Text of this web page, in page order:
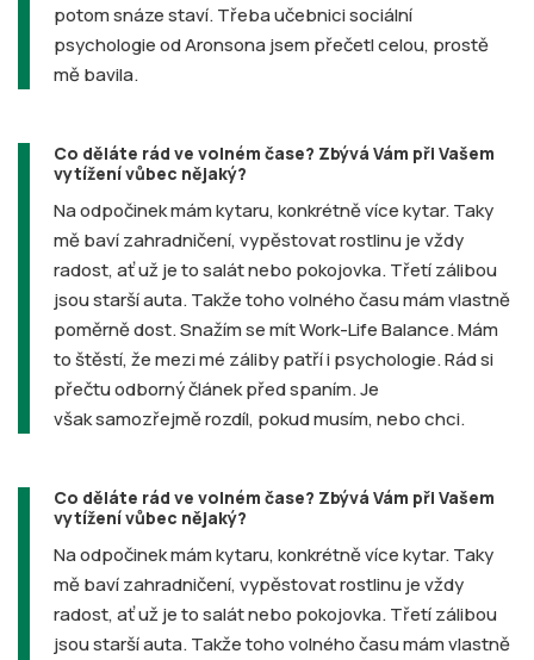
potom snáze staví. Třeba učebnici sociální
psychologie od Aronsona jsem přečetl celou, prostě
mě bavila.
Co děláte rád ve volném čase? Zbývá Vám při Vašem
vytížení vůbec nějaký?
Na odpočinek mám kytaru, konkrétně více kytar. Taky
mě baví zahradničení, vypěstovat rostlinu je vždy
radost, ať už je to salát nebo pokojovka. Třetí zálibou
jsou starší auta. Takže toho volného času mám vlastně
poměrně dost. Snažím se mít Work-Life Balance. Mám
to štěstí, že mezi mé záliby patří i psychologie. Rád si
přečtu odborný článek před spaním. Je
však samozřejmě rozdíl, pokud musím, nebo chci.
Co děláte rád ve volném čase? Zbývá Vám při Vašem
vytížení vůbec nějaký?
Na odpočinek mám kytaru, konkrétně více kytar. Taky
mě baví zahradničení, vypěstovat rostlinu je vždy
radost, ať už je to salát nebo pokojovka. Třetí zálibou
jsou starší auta. Takže toho volného času mám vlastně